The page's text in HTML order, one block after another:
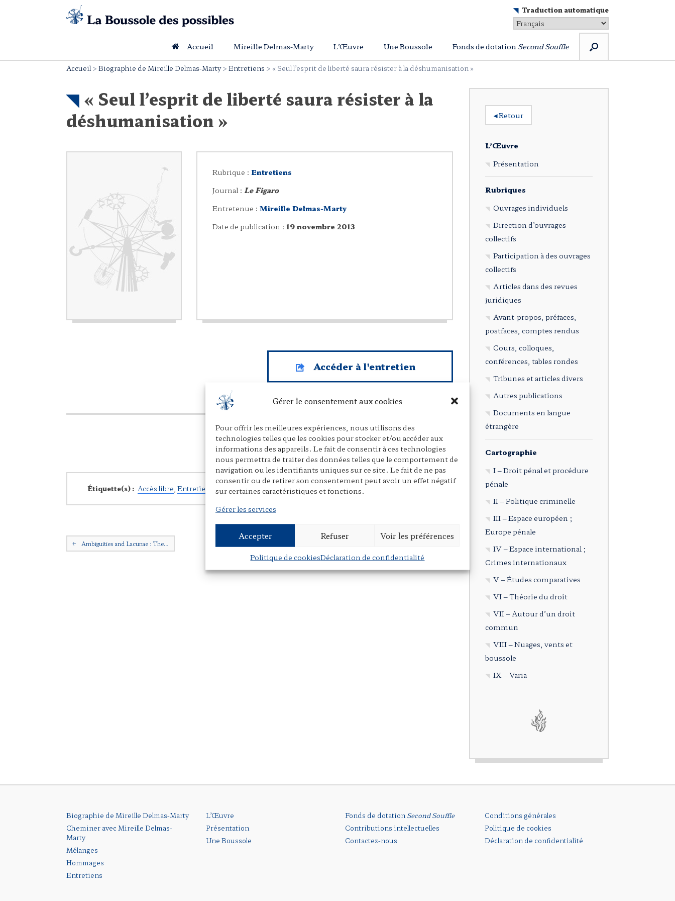
Gérer le consentement aux cookies
Pour offrir les meilleures expériences, nous utilisons des
technologies telles que les cookies pour stocker et/ou accéder aux
informations des appareils. Le fait de consentir à ces technologies
nous permettra de traiter des données telles que le comportement de
navigation ou les identifiants uniques sur ce site. Le fait de ne pas
consentir ou de retirer son consentement peut avoir un effet négatif
sur certaines caractéristiques et fonctions.
Gérer les services
Accepter Refuser Voir les préférences
Politique de cookiesDéclaration de confidentialité
Traduction automatique
Accueil Mireille Delmas-Marty L’Œuvre Une Boussole Fonds de dotation Second Souffle
Accueil > Biographie de Mireille Delmas-Marty> Entretiens > « Seul l’esprit de liberté saura résister à la déshumanisation »
« Seul l’esprit de liberté saura résister à la
déshumanisation »
Rubrique :Entretiens
Journal : Le Figaro
Entretenue :Mireille Delmas-Marty
Date de publication :19 novembre 2013
Accéder à l'entretien
P
r
i
n
t
E
m
a
i
l
P
a
r
t
a
Étiquette(s) : Accès libre Entretien Le Figaro.
Navigation postale
← Ambiguities and Lacunae : The…
◂Retour
L’Œuvre
Présentation
Rubriques
Ouvrages individuels
Direction d’ouvrages
collectifs
Participation à des ouvrages
collectifs
Articles dans des revues
juridiques
Avant-propos, préfaces,
postfaces, comptes rendus
Cours, colloques,
conférences, tables rondes
Tribunes et articles divers
Autres publications
Documents en langue
étrangère
Cartographie
I – Droit pénal et procédure
pénale
II – Politique criminelle
III – Espace européen ;
Europe pénale
IV – Espace international ;
Crimes internationaux
V – Études comparatives
VI – Théorie du droit
VII – Autour d’un droit
commun
VIII – Nuages, vents et
boussole
IX – Varia
Biographie de Mireille Delmas-Marty
Cheminer avec Mireille Delmas-
Marty
Mélanges
Hommages
Entretiens
L’Œuvre
Présentation
Une Boussole
Fonds de dotation Second Souffle
Contributions intellectuelles
Contactez-nous
Conditions générales
Politique de cookies
Déclaration de confidentialité